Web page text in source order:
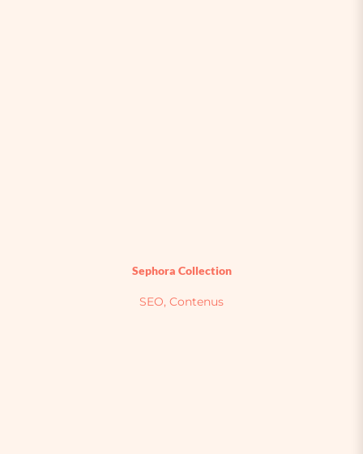
Sephora Collection
SEO, Contenus